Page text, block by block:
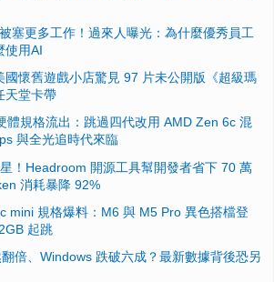
塞更多工作！過來人曝光：為什麼優秀員工
使用AI
國懷舊遊戲小店驚見 97 片未公開版《超級瑪
天堂卡帶
體規格流出：跳過四代改用 AMD Zen 6c 混
與全光追時代來臨
！Headroom 開源工具幫開發者省下 70 萬
消耗暴降 92%
mini 規格爆料：M6 與 M5 Pro 異色搭檔登
起跳
倍、Windows 跌破六成？最新數據背後恐另